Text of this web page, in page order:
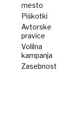
mesto
Piškotki
Avtorske
pravice
Volilna
kampanja
Zasebnost